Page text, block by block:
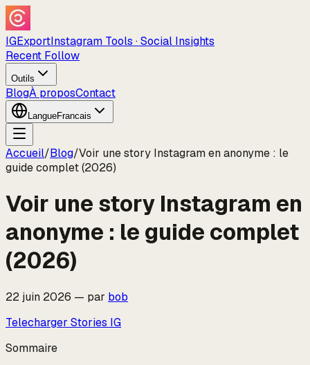
IGExportInstagram Tools · Social Insights
Recent Follow
Outils
BlogÀ proposContact
LangueFrancais
Accueil/Blog/Voir une story Instagram en anonyme : le
guide complet (2026)
Voir une story Instagram en
anonyme : le guide complet
(2026)
22 juin 2026 — par bob
Telecharger Stories IG
Sommaire